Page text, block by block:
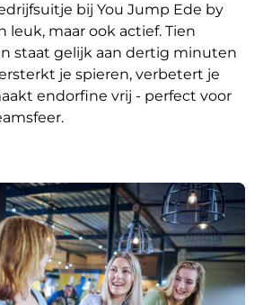
bij You Jump Ede by
leuk, maar ook actief. Tien
staat gelijk aan dertig minuten
je spieren, verbetert je
endorfine vrij - perfect voor